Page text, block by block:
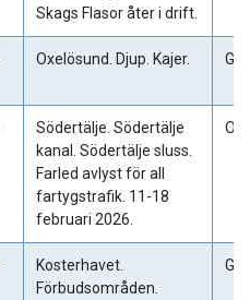
Skags Flasor åter i drift.
Oxelösund. Djup. Kajer.
Södertälje. Södertälje
kanal. Södertälje sluss.
Farled avlyst för all
fartygstrafik. 11-18
februari 2026.
Kosterhavet.
Förbudsområden.